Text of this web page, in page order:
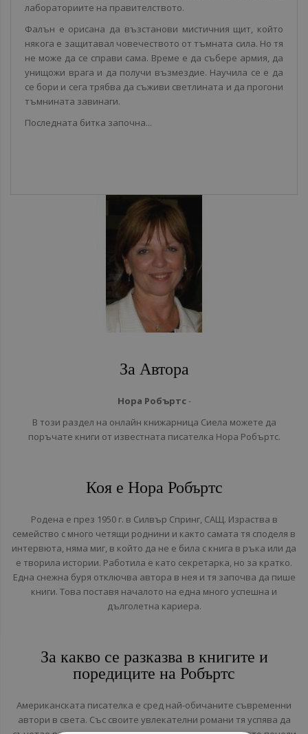
лабораториите на правителството.
Фалън е орисана да възстанови мистичния щит, който
някога е защитавал човечеството от тъмната сила. Но тя
не може да се справи сама. Време е да събере армия, да
унищожи врага и да получи възмездие. Научила се е да
се бори и сега трябва да съживи светлината и да прогони
тъмнината завинаги.
Последната битка започна...
За Автора
Нора Робъртс-
В този раздел на онлайн книжарница Сиела можете да
поръчате книги от известната писателка Нора Робъртс.
Коя е Нора Робъртс
Родена е през 1950 г. в Силвър Спринг, САЩ. Израства в
семейство с много четящи роднини и както самата тя споделя в
интервюта, няма миг, в който да не е била с книга в ръка или да
е творила истории. Работила е като секретарка, но за кратко.
Една снежна буря отключва автора в нея и тя започва да пише
книги. Това поставя началото на една много успешна и
дълголетна кариера.
За какво се разказва в книгите и
поредиците на Робъртс
Американската писателка е сред най-обичаните съвременни
автори в света. Със своите увлекателни романи тя успява да